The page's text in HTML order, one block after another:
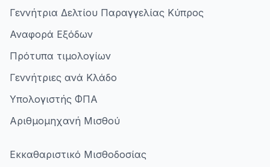
Γεννήτρια Δελτίου Παραγγελίας Κύπρος
Αναφορά Εξόδων
Πρότυπα τιμολογίων
Γεννήτριες ανά Κλάδο
Υπολογιστής ΦΠΑ
Αριθμομηχανή Μισθού
Εκκαθαριστικό Μισθοδοσίας